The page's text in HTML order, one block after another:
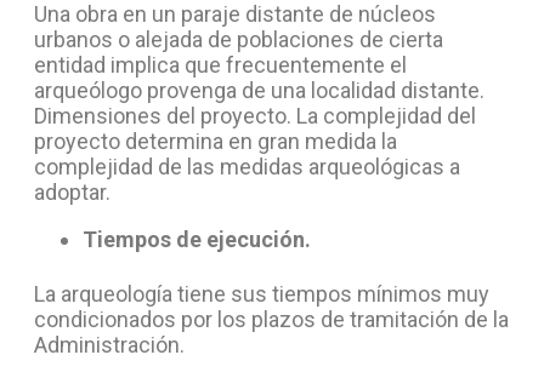
Una obra en un paraje distante de núcleos
urbanos o alejada de poblaciones de cierta
entidad implica que frecuentemente el
arqueólogo provenga de una localidad distante.
Dimensiones del proyecto. La complejidad del
proyecto determina en gran medida la
complejidad de las medidas arqueológicas a
adoptar.
Tiempos de ejecución.
La arqueología tiene sus tiempos mínimos muy
condicionados por los plazos de tramitación de la
Administración.